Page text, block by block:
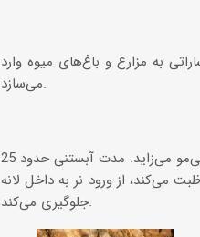
به مزارع و باغ‌های میوه وارد
می‌سازد.
در سال دو تا شش بار تولیدمثل می‌کنند و هر بار دو تا نه بچه کور و بی‌مو می‌زاید. مدت آبستنی حدود 25
می‌کند، از ورود نر به داخل لانه
جلوگیری می‌کند.